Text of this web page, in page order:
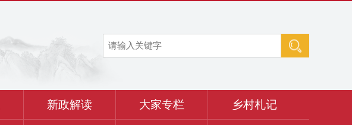
新政解读 大家专栏 乡村札记